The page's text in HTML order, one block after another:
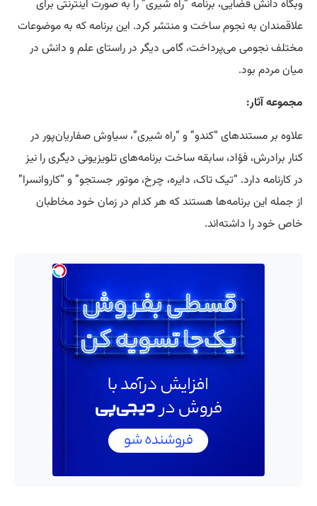
وبگاه دانش فضایی، برنامه “راه شیری” را به صورت اینترنتی برای
علاقمندان به نجوم ساخت و منتشر کرد. این برنامه که به موضوعات
مختلف نجومی می‌پرداخت، گامی دیگر در راستای علم و دانش در
میان مردم بود.
مجموعه آثار:
علاوه بر مستندهای “کندو” و “راه شیری”، سیاوش صفاریان‌پور در
کنار برادرش، فؤاد، سابقه ساخت برنامه‌های تلویزیونی دیگری را نیز
در کارنامه دارد. “تیک تاک، دایره، چرخ، موتور جستجو” و “کاروانسرا”
از جمله این برنامه‌ها هستند که هر کدام در زمان خود مخاطبان
خاص خود را داشته‌اند.